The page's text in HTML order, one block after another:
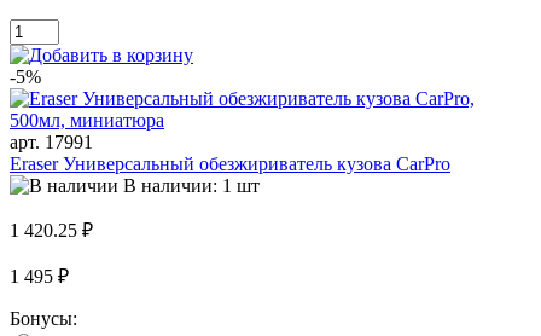
-5%
арт. 17991
Eraser Универсальный обезжириватель кузова CarPro
В наличии: 1 шт
1 420.25 ₽
1 495 ₽
Бонусы: